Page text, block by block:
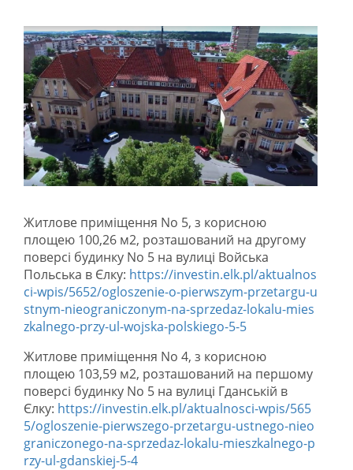
Житлове приміщення No 5, з корисною
площею 100,26 м2, розташований на другому
поверсі будинку No 5 на вулиці Войська
Польська в Єлку: https://investin.elk.pl/aktualnos
ci-wpis/5652/ogloszenie-o-pierwszym-przetargu-u
stnym-nieograniczonym-na-sprzedaz-lokalu-mies
zkalnego-przy-ul-wojska-polskiego-5-5
Житлове приміщення No 4, з корисною
площею 103,59 м2, розташований на першому
поверсі будинку No 5 на вулиці Гданській в
Єлку: https://investin.elk.pl/aktualnosci-wpis/565
5/ogloszenie-pierwszego-przetargu-ustnego-nieo
graniczonego-na-sprzedaz-lokalu-mieszkalnego-p
rzy-ul-gdanskiej-5-4